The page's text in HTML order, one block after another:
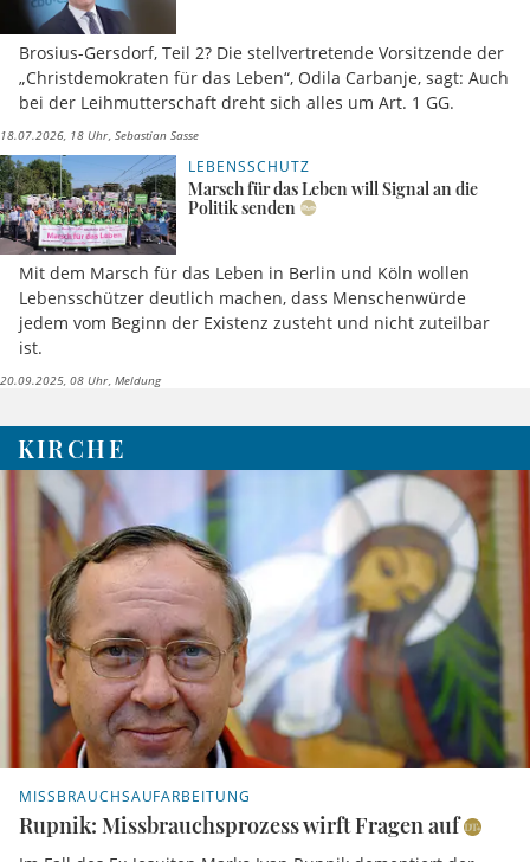
Brosius-Gersdorf, Teil 2? Die stellvertretende Vorsitzende der
„Christdemokraten für das Leben“, Odila Carbanje, sagt: Auch
bei der Leihmutterschaft dreht sich alles um Art. 1 GG.
18.07.2026, 18 Uhr Sebastian Sasse
LEBENSSCHUTZ
Marsch für das Leben will Signal an die
Politik senden
Mit dem Marsch für das Leben in Berlin und Köln wollen
Lebensschützer deutlich machen, dass Menschenwürde
jedem vom Beginn der Existenz zusteht und nicht zuteilbar
ist.
20.09.2025, 08 Uhr Meldung
KIRCHE
MISSBRAUCHSAUFARBEITUNG
Rupnik: Missbrauchsprozess wirft Fragen auf